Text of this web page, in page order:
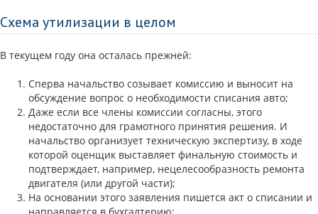
Схема утилизации в целом
В текущем году она осталась прежней:
Сперва начальство созывает комиссию и выносит на
обсуждение вопрос о необходимости списания авто;
Даже если все члены комиссии согласны, этого
недостаточно для грамотного принятия решения. И
начальство организует техническую экспертизу, в ходе
которой оценщик выставляет финальную стоимость и
подтверждает, например, нецелесообразность ремонта
двигателя (или другой части);
На основании этого заявления пишется акт о списании и
направляется в бухгалтерию;